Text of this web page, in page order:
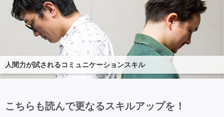
人間力が試されるコミュニケーションスキル
こちらも読んで更なるスキルアップを！